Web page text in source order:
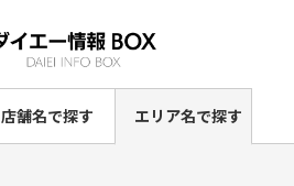
店舗名で探す エリア名で探す